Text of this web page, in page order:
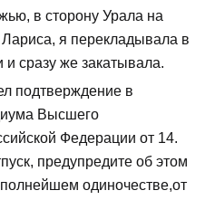
в сторону Урала на
я перекладывала в
сразу же закатывала.
подтверждение в
Высшего
Федерации от 14.
предупредите об этом
одиночестве,от